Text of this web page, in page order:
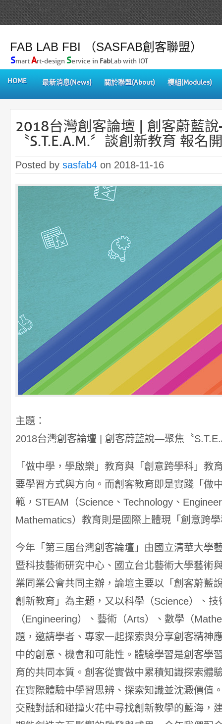
FAB LAB FBI （SASFAB創客聯盟）
SmartArt-design Service in FabLab with IOT
HOME 最新消息(News) 關於聯盟(About) 模組(Modules)
2018台灣創客論壇 | 創客蔚藍
〝S.T.E.A.M.〞談創新教育 報名
Posted by sasfab4 on 2018-11-16
主題：
2018台灣創客論壇 | 創客蔚藍說—聚焦〝
「做中學，學啟樂」教育與「創意跨學科」教
要學習方式與方向。而創客教育即是實踐「做
範，STEAM（Science、Technology、
Mathematics）教育則是國際上體現「創意跨
今年「第三屆台灣創客論壇」由國立清華大學
暨科技藝術研究中心、國立台北藝術大學藝術
業同業公會共同主辦，論壇主要以「創客蔚藍
創新教育」為主題，又以科學（Science）、
（Engineering）、藝術（Arts）、數學（
題，邀請學者、專家一起探索與分享創客精神
中的創意、機會和可能性。體驗學習是創客學
育的共同本質。創客從實做中累積知識探索體
在實際體驗中學習思辨、探索知識並沈澱價值
交融對話和碰撞火花中尋找創新教學的藍海，